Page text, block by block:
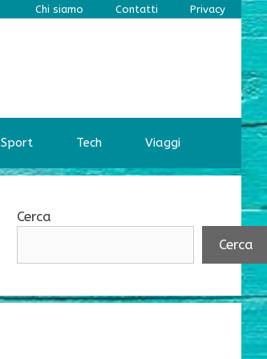
Chi siamo Contatti Privacy
Sport Tech Viaggi
Cerca
Cerca